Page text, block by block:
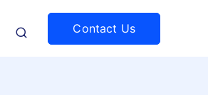
Contact Us